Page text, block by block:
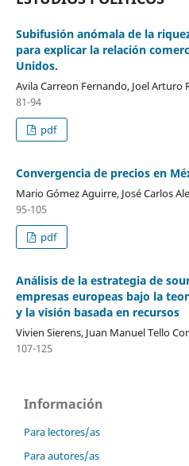
Subifusión anómala de la
para explicar la relación
Unidos.
Avila Carreon Fernando, Joel Arturo
81-94
pdf
Convergencia de precios en
Mario Gómez Aguirre, José Carlos
95-105
pdf
Análisis de la estrategia de
empresas europeas bajo la
y la visión basada en recursos
Vivien Sierens, Juan Manuel Tello
107-125
Información
Para lectores/as
Para autores/as